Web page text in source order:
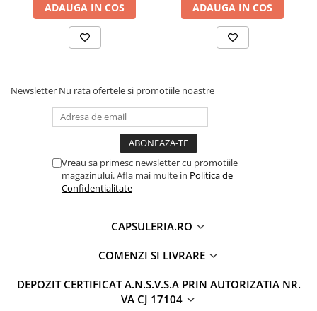
ADAUGA IN COS ADAUGA IN COS
Newsletter Nu rata ofertele si promotiile noastre
Vreau sa primesc newsletter cu promotiile
magazinului. Afla mai multe in Politica de
Confidentialitate
CAPSULERIA.RO
COMENZI SI LIVRARE
DEPOZIT CERTIFICAT A.N.S.V.S.A PRIN AUTORIZATIA NR.
VA CJ 17104